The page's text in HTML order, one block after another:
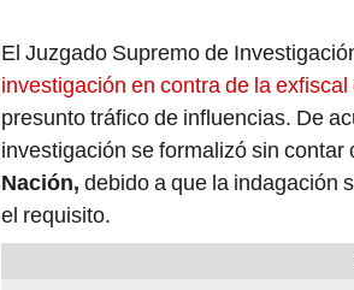
El Juzgado Supremo de
investigación en contra de la
presunto tráfico de influencias. De
investigación se formalizó sin contar
Nación, debido a que la indagación
el requisito.